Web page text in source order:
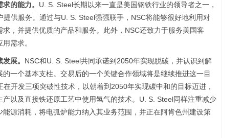
的能力。 U. S. Steel长期以来一直是美国钢铁行业的领导者之一，
供服务。通过与U. S. Steel强强联手，NSC将能够很好地利用对
，并提供优质的产品和服务。此外，NSC还致力于服务美国客
需求。
展。 NSC和U. S. Steel共同承诺到2050年实现脱碳，并认识到解
一个基本支柱。交易后的一个关键合作领域将是继续推进这一目
开发三项突破性技术，以朝着到2050年实现碳中和的目标迈进，
以及直接铁还原工艺中使用氢气的技术。U. S. Steel同样注重减少
源消耗，将电弧炉能力纳入其业务范围，并正在阿肯色州建设第